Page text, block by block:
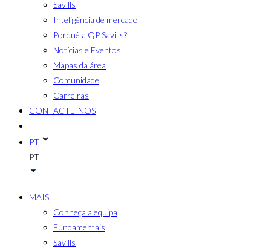
Savills
Inteligência de mercado
Porquê a QP Savills?
Notícias e Eventos
Mapas da área
Comunidade
Carreiras
CONTACTE-NOS
PT
PT
MAIS
Conheça a equipa
Fundamentais
Savills